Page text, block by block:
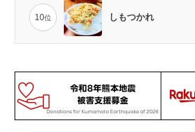
10位 しもつかれ